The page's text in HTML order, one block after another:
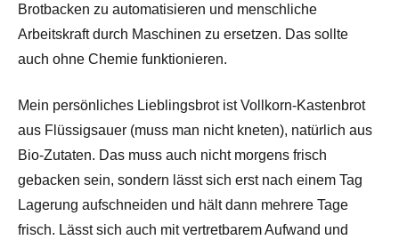
Brotbacken zu automatisieren und menschliche
Arbeitskraft durch Maschinen zu ersetzen. Das sollte
auch ohne Chemie funktionieren.
Mein persönliches Lieblingsbrot ist Vollkorn-Kastenbrot
aus Flüssigsauer (muss man nicht kneten), natürlich aus
Bio-Zutaten. Das muss auch nicht morgens frisch
gebacken sein, sondern lässt sich erst nach einem Tag
Lagerung aufschneiden und hält dann mehrere Tage
frisch. Lässt sich auch mit vertretbarem Aufwand und